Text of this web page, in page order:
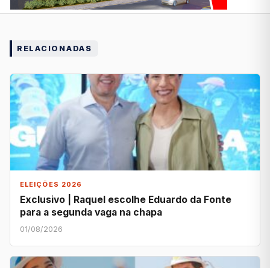
RELACIONADAS
ELEIÇÕES 2026
Exclusivo | Raquel escolhe Eduardo da Fonte
para a segunda vaga na chapa
01/08/2026